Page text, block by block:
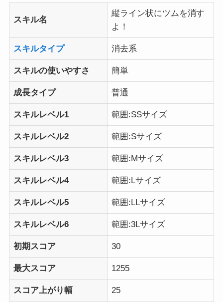
スキル名
縦ライン状にツムを消す
よ！
スキルタイプ 消去系
スキルの使いやすさ 簡単
成長タイプ 普通
スキルレベル1 範囲:SSサイズ
スキルレベル2 範囲:Sサイズ
スキルレベル3 範囲:Mサイズ
スキルレベル4 範囲:Lサイズ
スキルレベル5 範囲:LLサイズ
スキルレベル6 範囲:3Lサイズ
初期スコア 30
最大スコア 1255
スコア上がり幅 25